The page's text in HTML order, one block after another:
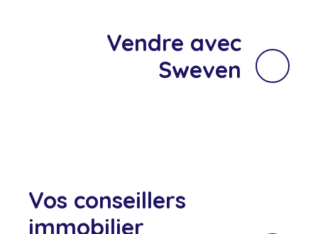
Vendre avec
Sweven
Vos conseillers
immobilier